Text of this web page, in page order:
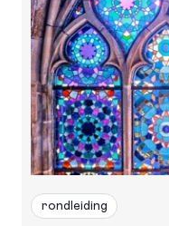
rondleiding